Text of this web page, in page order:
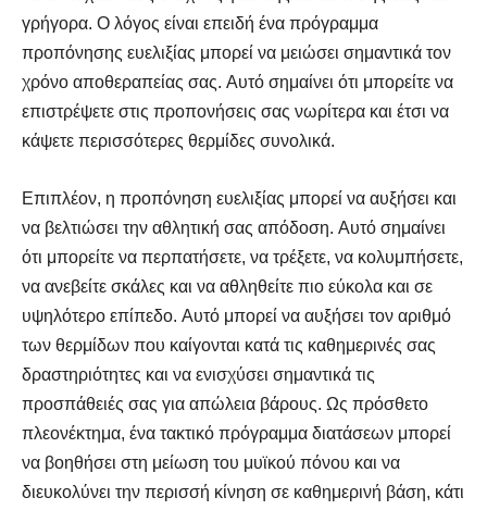
γρήγορα. Ο λόγος είναι επειδή ένα πρόγραμμα
προπόνησης ευελιξίας μπορεί να μειώσει σημαντικά τον
χρόνο αποθεραπείας σας. Αυτό σημαίνει ότι μπορείτε να
επιστρέψετε στις προπονήσεις σας νωρίτερα και έτσι να
κάψετε περισσότερες θερμίδες συνολικά.
Επιπλέον, η προπόνηση ευελιξίας μπορεί να αυξήσει και
να βελτιώσει την αθλητική σας απόδοση. Αυτό σημαίνει
ότι μπορείτε να περπατήσετε, να τρέξετε, να κολυμπήσετε,
να ανεβείτε σκάλες και να αθληθείτε πιο εύκολα και σε
υψηλότερο επίπεδο. Αυτό μπορεί να αυξήσει τον αριθμό
των θερμίδων που καίγονται κατά τις καθημερινές σας
δραστηριότητες και να ενισχύσει σημαντικά τις
προσπάθειές σας για απώλεια βάρους. Ως πρόσθετο
πλεονέκτημα, ένα τακτικό πρόγραμμα διατάσεων μπορεί
να βοηθήσει στη μείωση του μυϊκού πόνου και να
διευκολύνει την περισσή κίνηση σε καθημερινή βάση, κάτι